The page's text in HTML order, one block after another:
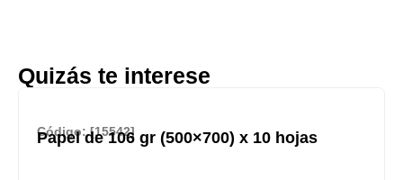
Quizás te interese
Código: [15542]
Papel de 106 gr (500×700) x 10 hojas